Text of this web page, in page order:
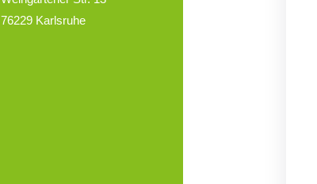
76229 Karlsruhe